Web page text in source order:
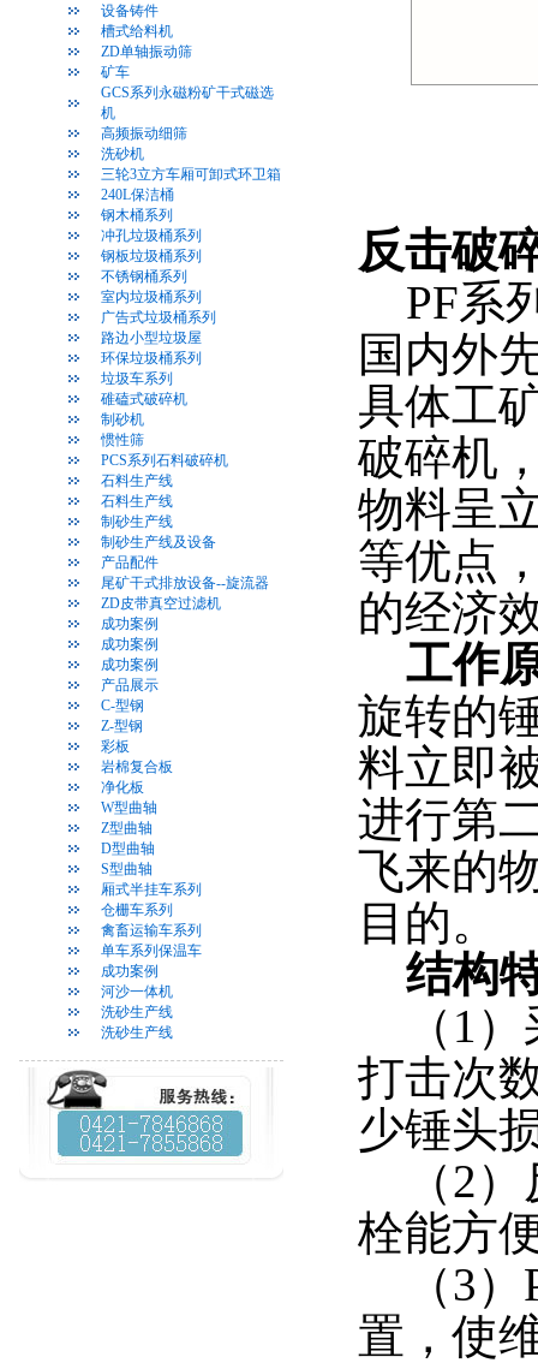
设备铸件
槽式给料机
ZD单轴振动筛
矿车
GCS系列永磁粉矿干式磁选
机
高频振动细筛
洗砂机
三轮3立方车厢可卸式环卫箱
240L保洁桶
钢木桶系列
冲孔垃圾桶系列
钢板垃圾桶系列
不锈钢桶系列
室内垃圾桶系列
广告式垃圾桶系列
路边小型垃圾屋
环保垃圾桶系列
垃圾车系列
碓磕式破碎机
制砂机
惯性筛
PCS系列石料破碎机
石料生产线
石料生产线
制砂生产线
制砂生产线及设备
产品配件
尾矿干式排放设备--旋流器
ZD皮带真空过滤机
成功案例
成功案例
成功案例
产品展示
C-型钢
Z-型钢
彩板
岩棉复合板
净化板
W型曲轴
Z型曲轴
D型曲轴
S型曲轴
厢式半挂车系列
仓栅车系列
禽畜运输车系列
单车系列保温车
成功案例
河沙一体机
洗砂生产线
洗砂生产线
反击破
PF系
国内外
具体工
破碎机
物料呈
等优点
的经济
工作
旋转的
料立即
进行第
飞来的
目的。
结构
（1）
打击次
少锤头
（2）
栓能方
（3）
置，使